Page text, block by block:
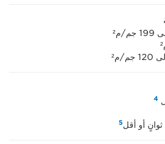
4
5